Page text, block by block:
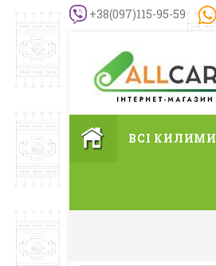
+38(097)115-95-59
ВСІ КИЛИМИ